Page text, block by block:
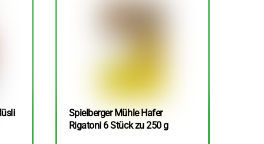
Spielberger Mühle Hafer
Rigatoni 6 Stück zu 250 g